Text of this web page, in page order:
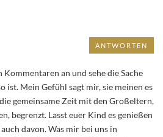
an und sehe die Sache
ist. Mein Gefühl sagt mir, sie meinen es
gemeinsame Zeit mit den Großeltern,
begrenzt. Lasst euer Kind es genießen
davon. Was mir bei uns in
ANTWORTEN